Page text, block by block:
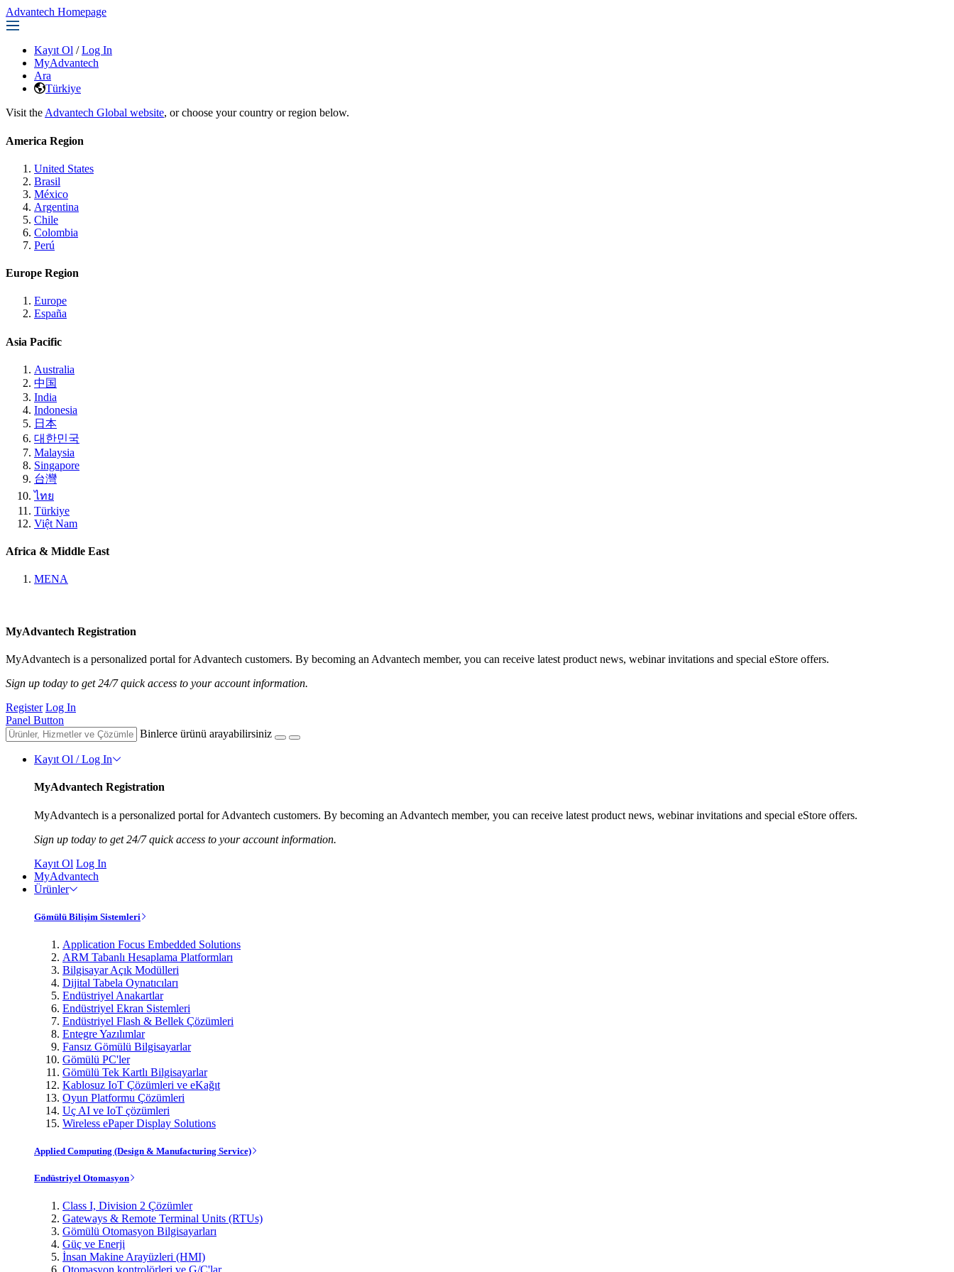
Advantech Homepage
Kayıt Ol / Log In
MyAdvantech
Ara
Türkiye
Visit the Advantech Global website, or choose your country or region below.
America Region
United States
Brasil
México
Argentina
Chile
Colombia
Perú
Europe Region
Europe
España
Asia Pacific
Australia
中国
India
Indonesia
日本
대한민국
Malaysia
Singapore
台灣
ไทย
Türkiye
Việt Nam
Africa & Middle East
MENA
MyAdvantech Registration
MyAdvantech is a personalized portal for Advantech customers. By becoming an Advantech member, you can receive latest product news, webinar invitations and special eStore offers.
Sign up today to get 24/7 quick access to your account information.
Register Log In
Panel Button
Binlerce ürünü arayabilirsiniz
Kayıt Ol / Log In
MyAdvantech Registration
MyAdvantech is a personalized portal for Advantech customers. By becoming an Advantech member, you can receive latest product news, webinar invitations and special eStore offers.
Sign up today to get 24/7 quick access to your account information.
Kayıt Ol Log In
MyAdvantech
Ürünler
Gömülü Bilişim Sistemleri
Application Focus Embedded Solutions
ARM Tabanlı Hesaplama Platformları
Bilgisayar Açık Modülleri
Dijital Tabela Oynatıcıları
Endüstriyel Anakartlar
Endüstriyel Ekran Sistemleri
Endüstriyel Flash & Bellek Çözümleri
Entegre Yazılımlar
Fansız Gömülü Bilgisayarlar
Gömülü PC'ler
Gömülü Tek Kartlı Bilgisayarlar
Kablosuz IoT Çözümleri ve eKağıt
Oyun Platformu Çözümleri
Uç AI ve IoT çözümleri
Wireless ePaper Display Solutions
Applied Computing (Design & Manufacturing Service)
Endüstriyel Otomasyon
Class I, Division 2 Çözümler
Gateways & Remote Terminal Units (RTUs)
Gömülü Otomasyon Bilgisayarları
Güç ve Enerji
İnsan Makine Arayüzleri (HMI)